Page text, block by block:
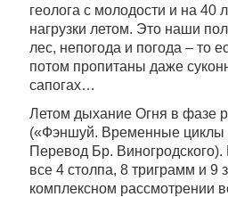
геолога с молодости и на 40
нагрузки летом. Это наши
лес, непогода и погода – то
потом пропитаны даже
сапогах…
Летом дыхание Огня в фазе
(«Фэншуй. Временные циклы
Перевод Бр. Виногродского).
все 4 столпа, 8 триграмм и 9
комплексном рассмотрении